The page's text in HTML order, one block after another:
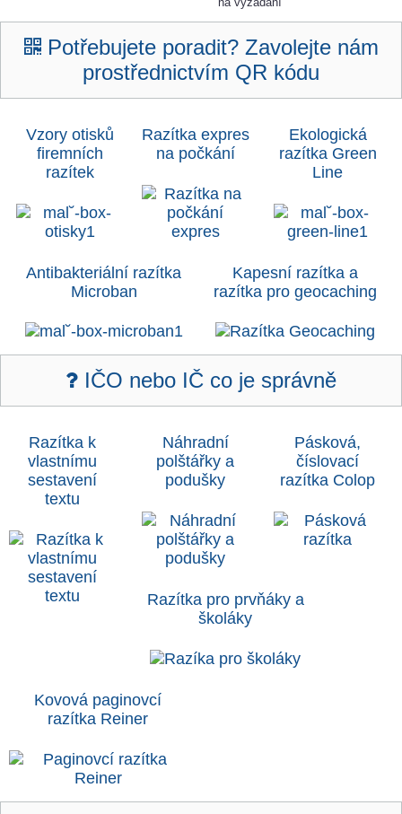
Potřebujete poradit? Zavolejte nám
prostřednictvím QR kódu
Vzory otisků
firemních
razítek
Razítka expres
na počkání
Ekologická
razítka Green
Line
Antibakteriální razítka
Microban
Kapesní razítka a
razítka pro geocaching
IČO nebo IČ co je správně
Razítka k
vlastnímu
sestavení
textu
Náhradní
polštářky a
podušky
Pásková,
číslovací
razítka Colop
Razítka pro prvňáky a
školáky
Kovová paginovcí
razítka Reiner